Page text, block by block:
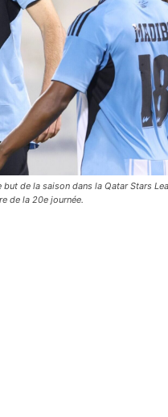
but de la saison dans la Qatar Stars
de la 20e journée.